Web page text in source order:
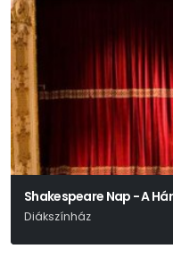
Shakespeare Nap - A
Diákszínház